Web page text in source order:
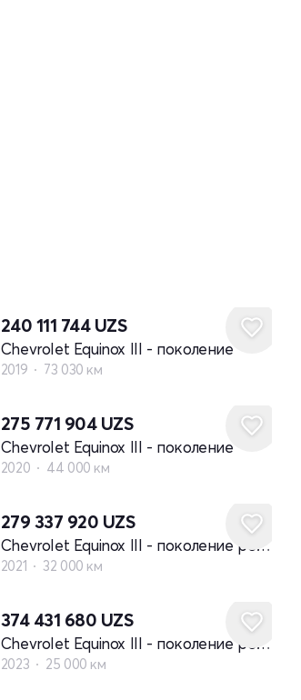
240 111 744 UZS
Chevrolet Equinox III - поколение
2019 73 030 км
275 771 904 UZS
Chevrolet Equinox III - поколение
2020 44 000 км
279 337 920 UZS
Chevrolet Equinox III - поколение рестайлинг
2021 32 000 км
374 431 680 UZS
Chevrolet Equinox III - поколение рестайлинг
2023 25 000 км